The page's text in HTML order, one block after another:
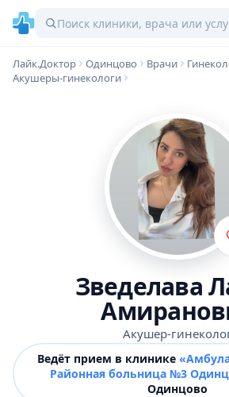
Лайк.Доктор Одинцово Врачи
Акушеры-гинекологи
Зведелава
Акушер-
Ведёт прием в клинике
Районная больница №3
Одинцово